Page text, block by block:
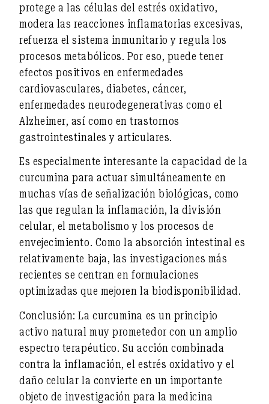
protege alas células del estrés oxidativo,
modera las reacciones inflamatorias excesivas,
refuerza el sistema inmunitario yregula los
procesos metabólicos. Por eso, puede tener
efectos positivos en enfermedades
cardiovasculares, diabetes, cáncer,
enfermedades neurodegenerativas como el
Alzheimer, así como en trastornos
gastrointestinales y articulares.
Es especialmente interesante la capacidad de la
curcumina para actuar simultáneamente en
muchas vías de señalización biológicas, como
las que regulan la inflamación, la división
celular, el metabolismo y los procesos de
envejecimiento. Como la absorción intestinal es
relativamente baja, las investigaciones más
recientes se centran en formulaciones
optimizadas que mejoren la biodisponibilidad.
Conclusión: La curcumina es un principio
activo natural muy prometedor con un amplio
espectro terapéutico. Su acción combinada
contra la inflamación, el estrés oxidativo y el
daño celular la convierte en un importante
objeto de investigación para la medicina